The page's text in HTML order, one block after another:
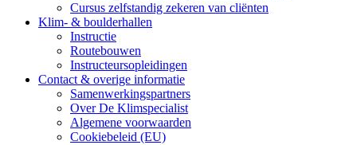
Cursus zelfstandig zekeren van cliënten
Klim- & boulderhallen
Instructie
Routebouwen
Instructeursopleidingen
Contact & overige informatie
Samenwerkingspartners
Over De Klimspecialist
Algemene voorwaarden
Cookiebeleid (EU)